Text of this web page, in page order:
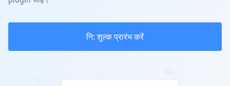
नि: शुल्क प्रारंभ करें